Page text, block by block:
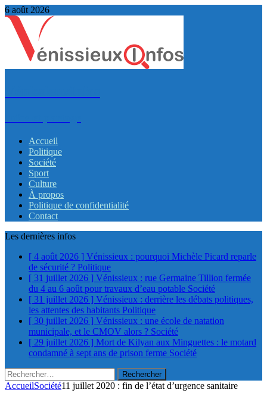
6 août 2026
Accueil
Politique
Société
Sport
Culture
À propos
Politique de confidentialité
Contact
Les dernières infos
[ 4 août 2026 ] Vénissieux : pourquoi Michèle Picard reparle
de sécurité ? Politique
[ 31 juillet 2026 ] Vénissieux : rue Germaine Tillion fermée
du 4 au 6 août pour travaux d’eau potable Société
[ 31 juillet 2026 ] Vénissieux : derrière les débats politiques,
les attentes des habitants Politique
[ 30 juillet 2026 ] Vénissieux : une école de natation
municipale, et le CMOV alors ? Société
[ 29 juillet 2026 ] Mort de Kilyan aux Minguettes : le motard
condamné à sept ans de prison ferme Société
Rechercher :
AccueilSociété11 juillet 2020 : fin de l’état d’urgence sanitaire